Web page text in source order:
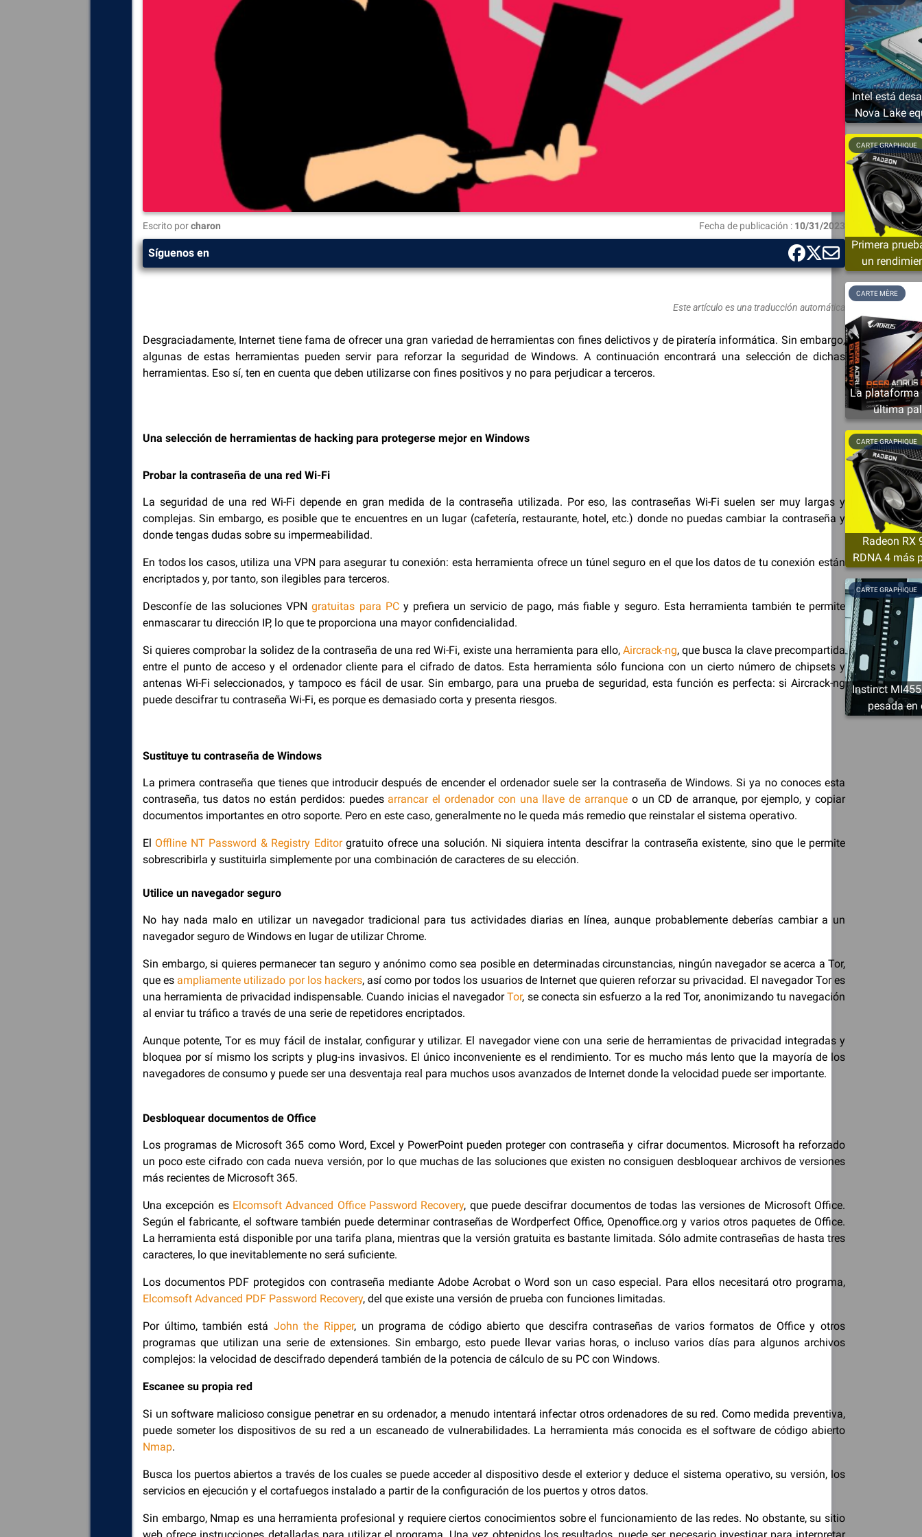
Escrito porcharon Fecha de publicación : 10/31/2023
Síguenos en
Este artículo es una traducción automática
Desgraciadamente, Internet tiene fama de ofrecer una gran variedad de herramientas con fines delictivos y de piratería informática. Sin embargo,
algunas de estas herramientas pueden servir para reforzar la seguridad de Windows. A continuación encontrará una selección de dichas
herramientas. Eso sí, ten en cuenta que deben utilizarse con fines positivos y no para perjudicar a terceros.
Una selección de herramientas de hacking para protegerse mejor en Windows
Probar la contraseña de una red Wi-Fi
La seguridad de una red Wi-Fi depende en gran medida de la contraseña utilizada. Por eso, las contraseñas Wi-Fi suelen ser muy largas y
complejas. Sin embargo, es posible que te encuentres en un lugar (cafetería, restaurante, hotel, etc.) donde no puedas cambiar la contraseña y
donde tengas dudas sobre su impermeabilidad.
En todos los casos, utiliza una VPN para asegurar tu conexión: esta herramienta ofrece un túnel seguro en el que los datos de tu conexión están
encriptados y, por tanto, son ilegibles para terceros.
Desconfíe de las soluciones VPNgratuitas para PCy prefiera un servicio de pago, más fiable y seguro. Esta herramienta también te permite
enmascarar tu dirección IP, lo que te proporciona una mayor confidencialidad.
Si quieres comprobar la solidez de la contraseña de una red Wi-Fi, existe una herramienta para ello, Aircrack-ng, que busca la clave precompartida
entre el punto de acceso y el ordenador cliente para el cifrado de datos. Esta herramienta sólo funciona con un cierto número de chipsets y
antenas Wi-Fi seleccionados, y tampoco es fácil de usar. Sin embargo, para una prueba de seguridad, esta función es perfecta: si Aircrack-ng
puede descifrar tu contraseña Wi-Fi, es porque es demasiado corta y presenta riesgos.
Sustituye tu contraseña de Windows
La primera contraseña que tienes que introducir después de encender el ordenador suele ser la contraseña de Windows. Si ya no conoces esta
contraseña, tus datos no están perdidos: puedesarrancar el ordenador con una llave de arranqueo un CD de arranque, por ejemplo, y copiar
documentos importantes en otro soporte. Pero en este caso, generalmente no le queda más remedio que reinstalar el sistema operativo.
El Offline NT Password & Registry Editorgratuito ofrece una solución. Ni siquiera intenta descifrar la contraseña existente, sino que le permite
sobrescribirla y sustituirla simplemente por una combinación de caracteres de su elección.
Utilice un navegador seguro
No hay nada malo en utilizar un navegador tradicional para tus actividades diarias en línea, aunque probablemente deberías cambiar a un
navegador seguro de Windows en lugar de utilizar Chrome.
Sin embargo, si quieres permanecer tan seguro y anónimo como sea posible en determinadas circunstancias, ningún navegador se acerca a Tor,
que es ampliamente utilizado por los hackers, así como por todos los usuarios de Internet que quieren reforzar su privacidad. El navegador Tor es
una herramienta de privacidad indispensable. Cuando inicias el navegadorTor, se conecta sin esfuerzo a la red Tor, anonimizando tu navegación
al enviar tu tráfico a través de una serie de repetidores encriptados.
Aunque potente, Tor es muy fácil de instalar, configurar y utilizar. El navegador viene con una serie de herramientas de privacidad integradas y
bloquea por sí mismo los scripts y plug-ins invasivos. El único inconveniente es el rendimiento. Tor es mucho más lento que la mayoría de los
navegadores de consumo y puede ser una desventaja real para muchos usos avanzados de Internet donde la velocidad puede ser importante.
Desbloquear documentos de Office
Los programas de Microsoft 365 como Word, Excel y PowerPoint pueden proteger con contraseña y cifrar documentos. Microsoft ha reforzado
un poco este cifrado con cada nueva versión, por lo que muchas de las soluciones que existen no consiguen desbloquear archivos de versiones
más recientes de Microsoft 365.
Una excepción es Elcomsoft Advanced Office Password Recovery, que puede descifrar documentos de todas las versiones de Microsoft Office.
Según el fabricante, el software también puede determinar contraseñas de Wordperfect Office, Openoffice.org y varios otros paquetes de Office.
La herramienta está disponible por una tarifa plana, mientras que la versión gratuita es bastante limitada. Sólo admite contraseñas de hasta tres
caracteres, lo que inevitablemente no será suficiente.
Los documentos PDF protegidos con contraseña mediante Adobe Acrobat o Word son un caso especial. Para ellos necesitará otro programa,
Elcomsoft Advanced PDF Password Recovery, del que existe una versión de prueba con funciones limitadas.
Por último, también está John the Ripper, un programa de código abierto que descifra contraseñas de varios formatos de Office y otros
programas que utilizan una serie de extensiones. Sin embargo, esto puede llevar varias horas, o incluso varios días para algunos archivos
complejos: la velocidad de descifrado dependerá también de la potencia de cálculo de su PC con Windows.
Escanee su propia red
Si un software malicioso consigue penetrar en su ordenador, a menudo intentará infectar otros ordenadores de su red. Como medida preventiva,
puede someter los dispositivos de su red a un escaneado de vulnerabilidades. La herramienta más conocida es el software de código abierto
Nmap.
Busca los puertos abiertos a través de los cuales se puede acceder al dispositivo desde el exterior y deduce el sistema operativo, su versión, los
servicios en ejecución y el cortafuegos instalado a partir de la configuración de los puertos y otros datos.
Sin embargo, Nmap es una herramienta profesional y requiere ciertos conocimientos sobre el funcionamiento de las redes. No obstante, su sitio
web ofrece instrucciones detalladas para utilizar el programa. Una vez obtenidos los resultados, puede ser necesario investigar para interpretar
Intel está
Nova Lake
Primera
un
CARTE GRAPHIQUE
La plataforma
última
CARTE MÈRE
Radeon RX
RDNA 4 más
mínimo
CARTE GRAPHIQUE
Instinct
pesada en
CARTE GRAPHIQUE